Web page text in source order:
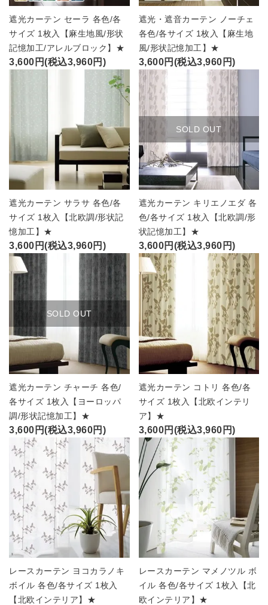
遮光カーテン セーラ 各色/各
サイズ 1枚入【麻生地風/形状
記憶加工/アレルブロック】★
3,600円(税込3,960円)
遮光・遮音カーテン ノーチェ
各色/各サイズ 1枚入【麻生地
風/形状記憶加工】★
3,600円(税込3,960円)
遮光カーテン サラサ 各色/各
サイズ 1枚入【北欧調/形状記
憶加工】★
3,600円(税込3,960円)
SOLD OUT
遮光カーテン キリエノエダ 各
色/各サイズ 1枚入【北欧調/形
状記憶加工】★
3,600円(税込3,960円)
SOLD OUT
遮光カーテン チャーチ 各色/
各サイズ 1枚入【ヨーロッパ
調/形状記憶加工】★
3,600円(税込3,960円)
遮光カーテン コトリ 各色/各
サイズ 1枚入【北欧インテリ
ア】★
3,600円(税込3,960円)
レースカーテン ヨコカラノキ
ボイル 各色/各サイズ 1枚入
【北欧インテリア】★
レースカーテン マメノツル ボ
イル 各色/各サイズ 1枚入【北
欧インテリア】★